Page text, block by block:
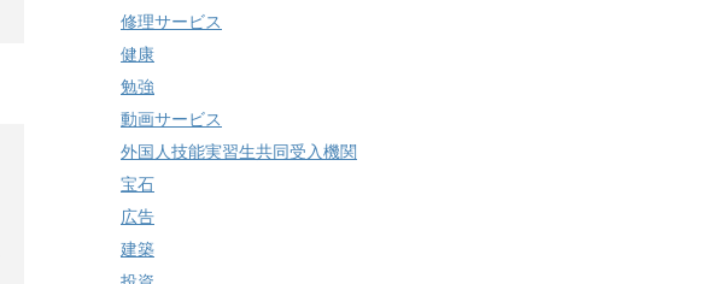
修理サービス
健康
勉強
動画サービス
外国人技能実習生共同受入機関
宝石
広告
建築